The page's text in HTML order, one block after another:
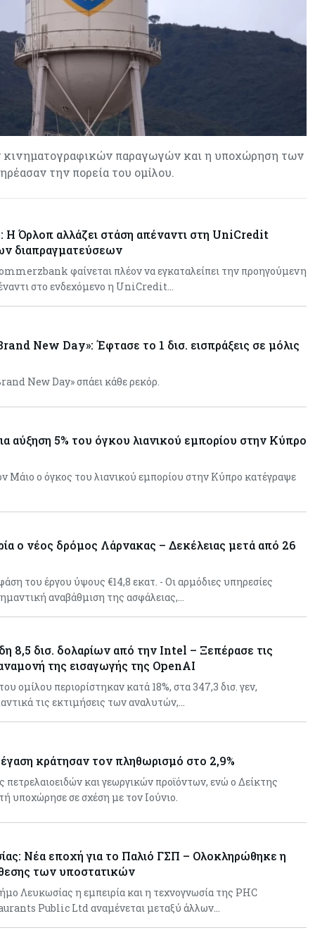
Ενέργεια
Τσαρλς Έλληνας για GSI:
«Καταντήσαμε να είμαστε θεατές»
- Πώς η Meridiam αλλάζει τα
δεδομένα
Crypto
Crypto: Πώς οι απατεώνες
εκμεταλλεύονται τις αλλαγές της
ευρωπαϊκής νομοθεσίας
Κόσμος 06-08-2026
είχε δίκαιο για όλα. Κι όμως έχασε
Κόσμος
Η Ινδία ανεβάζει ταχύτητα στη
ΠτΔ: Υπεράνω όλων το δημόσιο
κινηματογραφικών παραγωγών και η υποχώρηση των
την πορεία του ομίλου.
Όρλοπ αλλάζει στάση απέναντι στη UniCredit
διαπραγματεύσεων
φαίνεται πλέον να εγκαταλείπει την προηγούμενη
στο ενδεχόμενο η UniCredit…
New Day»: Έφτασε το 1 δισ. εισπράξεις σε μόλις
New Day» σπάει κάθε ρεκόρ.
αύξηση 5% του όγκου λιανικού εμπορίου στην Κύπρο
Μάιο ο όγκος του λιανικού εμπορίου στην Κύπρο κατέγραψε
ο νέος δρόμος Λάρνακας – Δεκέλειας μετά από 26
του έργου ύψους €14,8 εκατ. - Οι αρμόδιες υπηρεσίες
αναβάθμιση της ασφάλειας,…
8,5 δισ. δολαρίων από την Intel – Ξεπέρασε τις
της εισαγωγής της OpenAI
ομίλου περιορίστηκαν κατά 18%, στα 347,3 δισ. γεν,
τις εκτιμήσεις των αναλυτών,…
κράτησαν τον πληθωρισμό στο 2,9%
πετρελαιοειδών και γεωργικών προϊόντων, ενώ ο Δείκτης
υποχώρησε σε σχέση με τον Ιούνιο.
Νέα εποχή για το Παλιό ΓΣΠ – Ολοκληρώθηκε η
των υποστατικών
Λευκωσίας η εμπειρία και η τεχνογνωσία της PHC
Public Ltd αναμένεται μεταξύ άλλων…